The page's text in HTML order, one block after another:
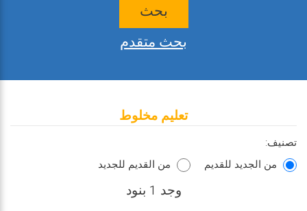
بحث
بحث متقدم
تعليم مخلوط
تصنيف:
من الجديد للقديم
من القديم للجديد
وجد 1 بنود